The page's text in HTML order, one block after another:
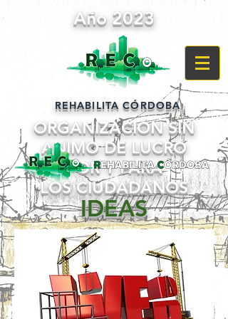
Año 2023
REHABILITA CÓRDOBA
ORGANIZACIÓN SIN
ANIMO DE LUCRO
POR Y PARA
LOS CIUDADANOS
IDEAS